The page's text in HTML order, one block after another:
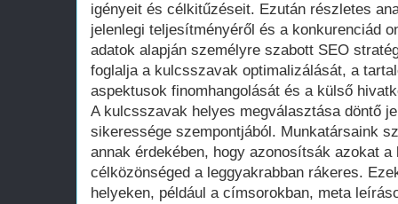
igényeit és célkitűzéseit. Ezután részletes
jelenlegi teljesítményéről és a konkurenciád
adatok alapján személyre szabott SEO
foglalja a kulcsszavak optimalizálását, a
aspektusok finomhangolását és a külső
A kulcsszavak helyes megválasztása döntő
sikeressége szempontjából. Munkatársaink
annak érdekében, hogy azonosítsák azokat
célközönséged a leggyakrabban rákeres.
helyeken, például a címsorokban, meta